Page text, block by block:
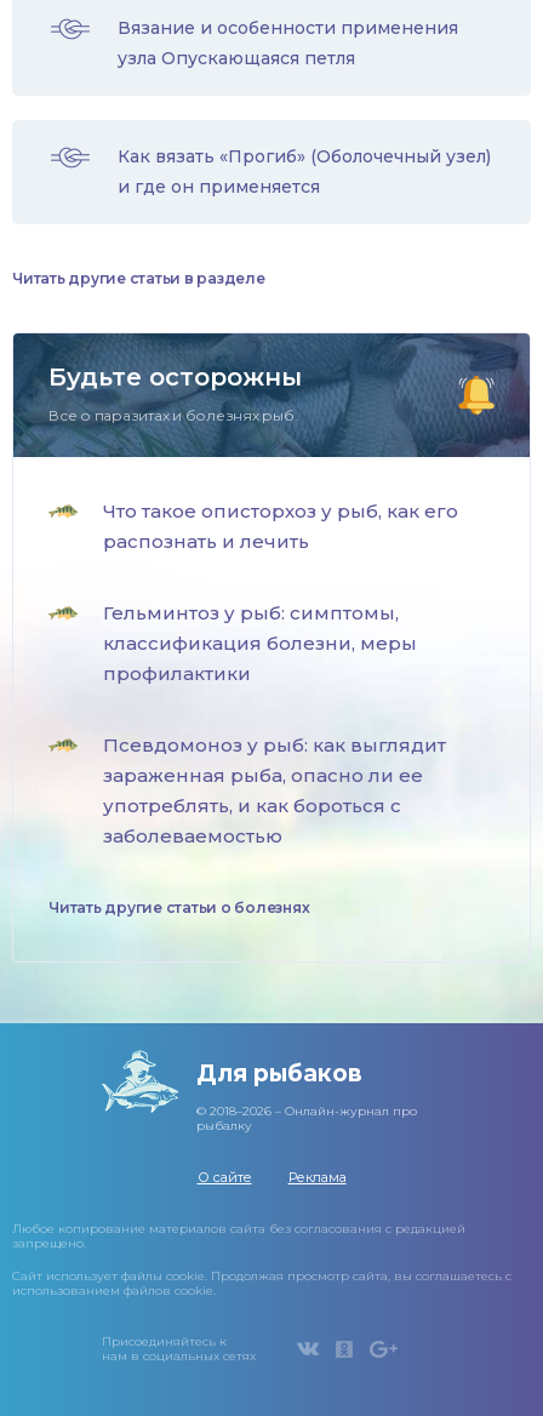
Вязание и особенности применения
узла Опускающаяся петля
Как вязать «Прогиб» (Оболочечный узел)
и где он применяется
Читать другие статьи в разделе
Будьте осторожны
Все о паразитах и болезнях рыб.
Что такое описторхоз у рыб, как его
распознать и лечить
Гельминтоз у рыб: симптомы,
классификация болезни, меры
профилактики
Псевдомоноз у рыб: как выглядит
зараженная рыба, опасно ли ее
употреблять, и как бороться с
заболеваемостью
Читать другие статьи о болезнях
Для рыбаков
© 2018–2026 – Онлайн-журнал про
рыбалку
О сайте Реклама
Любое копирование материалов сайта без согласования с редакцией
запрещено.
Сайт использует файлы cookie. Продолжая просмотр сайта, вы соглашаетесь с
использованием файлов cookie.
Присоединяйтесь к
нам в социальных сетях